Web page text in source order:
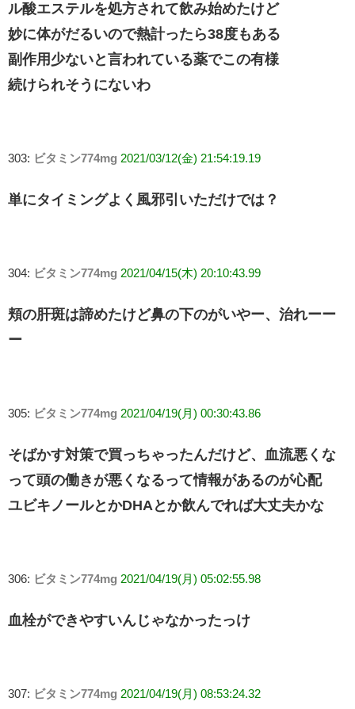
ル酸エステルを処方されて飲み始めたけど
妙に体がだるいので熱計ったら38度もある
副作用少ないと言われている薬でこの有様
続けられそうにないわ
303: ビタミン774mg 2021/03/12(金) 21:54:19.19
単にタイミングよく風邪引いただけでは？
304: ビタミン774mg 2021/04/15(木) 20:10:43.99
頬の肝斑は諦めたけど鼻の下のがいやー、治れーー
ー
305: ビタミン774mg 2021/04/19(月) 00:30:43.86
そばかす対策で買っちゃったんだけど、血流悪くな
って頭の働きが悪くなるって情報があるのが心配
ユビキノールとかDHAとか飲んでれば大丈夫かな
306: ビタミン774mg 2021/04/19(月) 05:02:55.98
血栓ができやすいんじゃなかったっけ
307: ビタミン774mg 2021/04/19(月) 08:53:24.32